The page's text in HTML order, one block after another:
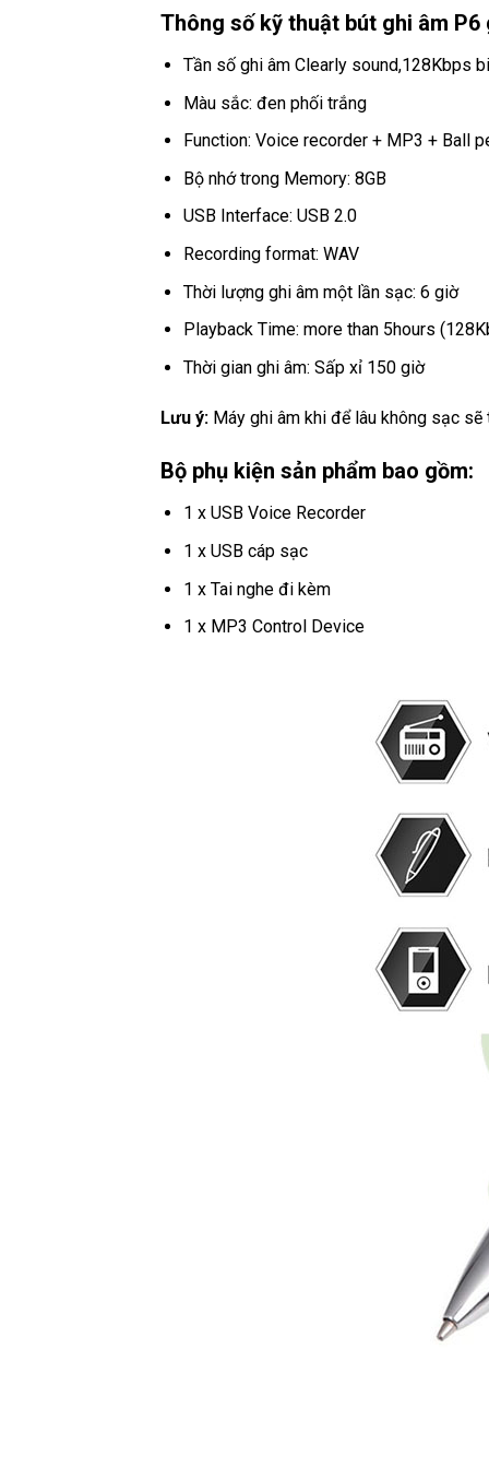
Thông số kỹ thuật bút ghi âm P6
Tần số ghi âm Clearly sound,128Kbps
Màu sắc: đen phối trắng
Function: Voice recorder + MP3 + Ball
Bộ nhớ trong Memory: 8GB
USB Interface: USB 2.0
Recording format: WAV
Thời lượng ghi âm một lần sạc: 6 giờ
Playback Time: more than 5hours
Thời gian ghi âm: Sấp xỉ 150 giờ
Lưu ý: Máy ghi âm khi để lâu không sạc
Bộ phụ kiện sản phẩm bao gồm:
1 x USB Voice Recorder
1 x USB cáp sạc
1 x Tai nghe đi kèm
1 x MP3 Control Device